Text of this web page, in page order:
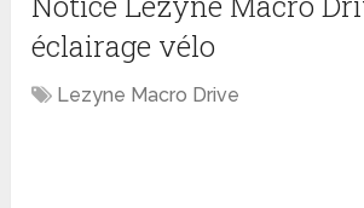
éclairage vélo
Lezyne Macro Drive